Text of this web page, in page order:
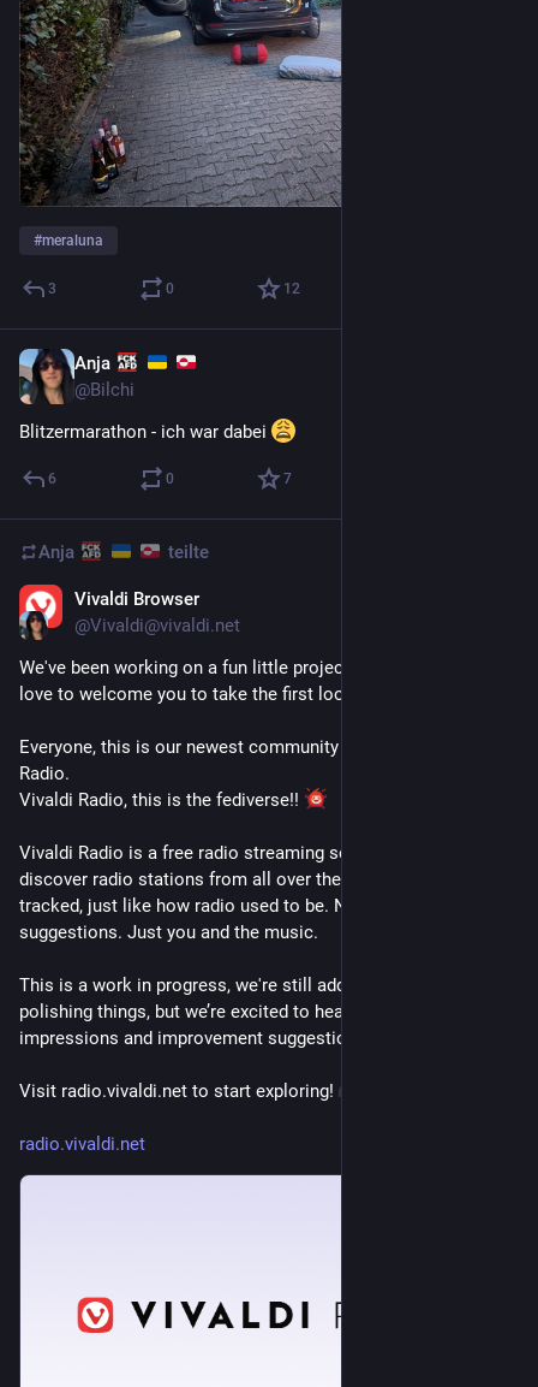
#meraluna
3 0 12
Anja
@Bilchi
Blitzermarathon - ich war dabei
6 0 7
Anja teilte
Vivaldi Browser
@Vivaldi@vivaldi.net
We've been working on a fun little project for a while and we'd
love to welcome you to take the first look at it:
Everyone, this is our newest community service: Vivaldi
Radio.
Vivaldi Radio, this is the fediverse!!
Vivaldi Radio is a free radio streaming service where you can
discover radio stations from all over the world without being
tracked, just like how radio used to be. No popups, no ads,
suggestions. Just you and the music.
This is a work in progress, we're still adding stations and
polishing things, but we’re excited to hear about your first
impressions and improvement suggestions.
Visit radio.vivaldi.net to start exploring!
radio.vivaldi.net